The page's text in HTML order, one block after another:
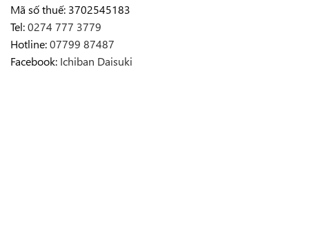
Mã số thuế: 3702545183
Tel:0274 777 3779
Hotline:07799 87487
Facebook: Ichiban Daisuki